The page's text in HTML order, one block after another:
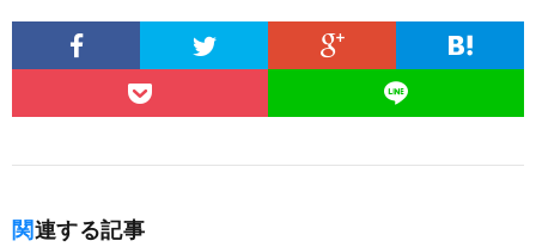
関連する記事